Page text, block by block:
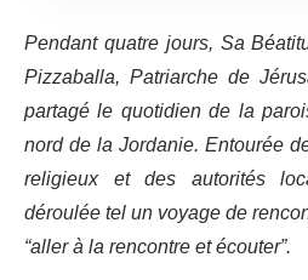
Pendant quatre jours, Sa
Pizzaballa, Patriarche de
partagé le quotidien de la
nord de la Jordanie. Entourée
religieux et des autorités
déroulée tel un voyage de
“aller à la rencontre et écouter”.